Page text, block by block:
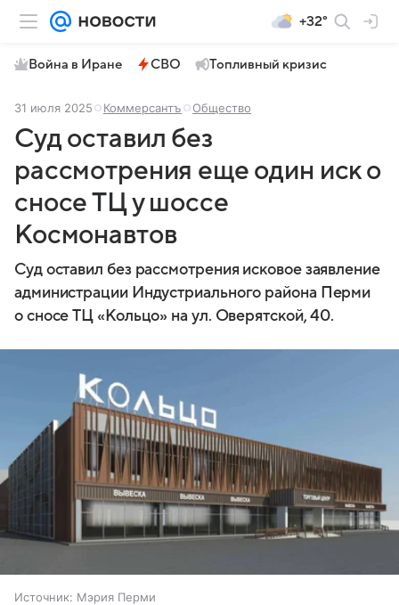
+32°
Война в Иране СВО Топливный кризис
31 июля 2025 Коммерсантъ Общество
Суд оставил без
рассмотрения еще один иск о
сносе ТЦ у шоссе
Космонавтов
Суд оставил без рассмотрения исковое заявление
администрации Индустриального района Перми
о сносе ТЦ «Кольцо» на ул. Оверятской, 40.
Источник: Мэрия Перми